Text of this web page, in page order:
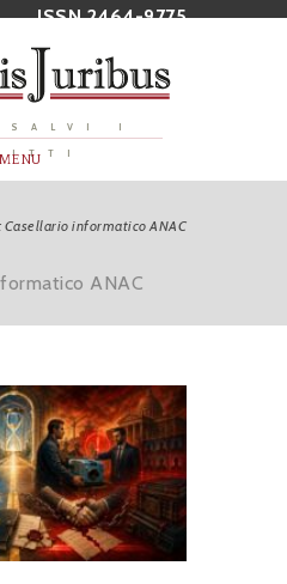
ISSN 2464-9775
SALVI I
Casellario informatico ANAC
ANAC